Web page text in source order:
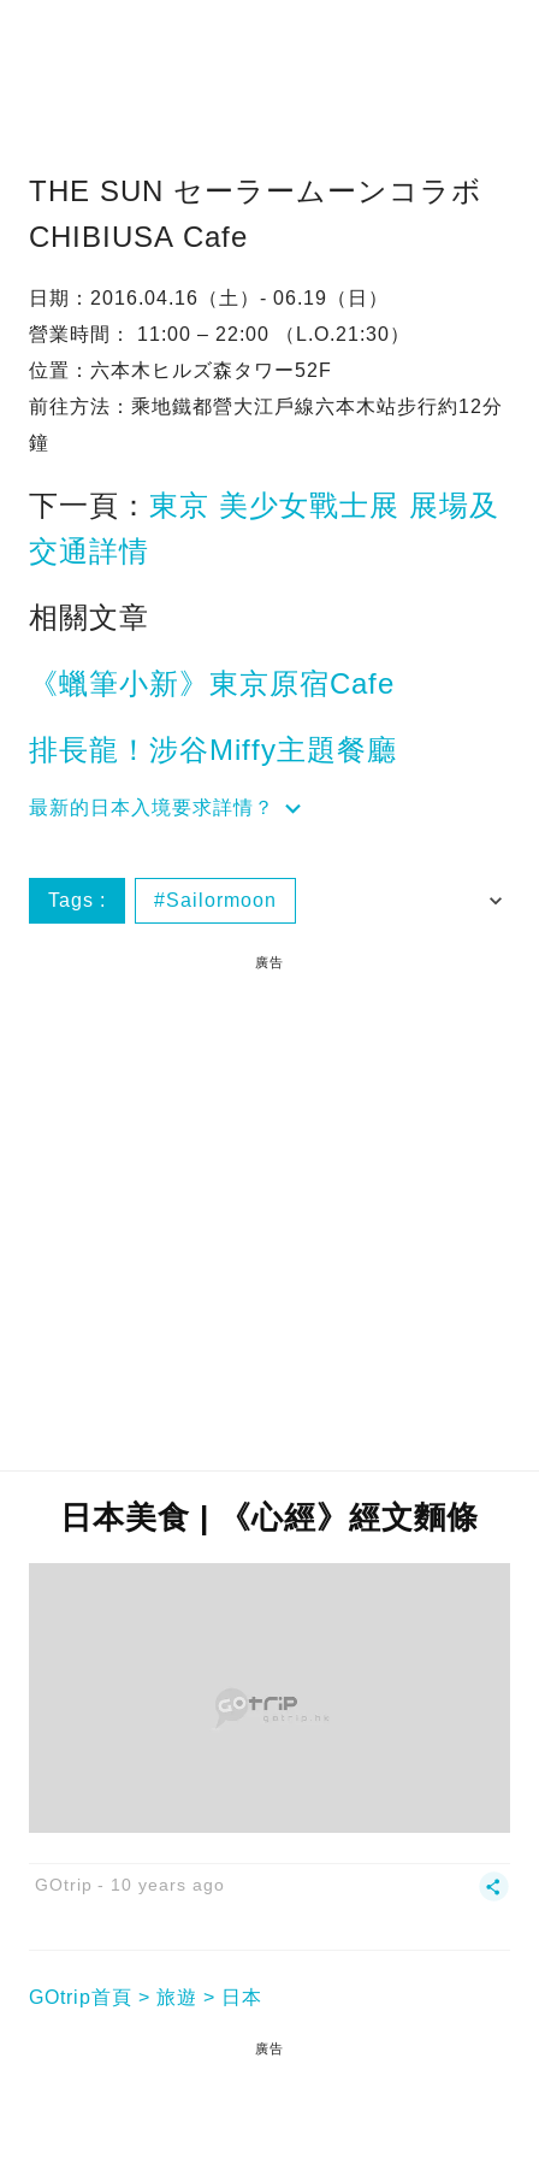
THE SUN セーラームーンコラボ
CHIBIUSA Cafe
日期：2016.04.16（土）- 06.19（日）
營業時間： 11:00 – 22:00 （L.O.21:30）
位置：六本木ヒルズ森タワー52F
前往方法：乘地鐵都營大江戶線六本木站步行約12分
鐘
下一頁： 東京 美少女戰士展 展場及
交通詳情
相關文章
《蠟筆小新》東京原宿Cafe
排長龍！涉谷Miffy主題餐廳
最新的日本入境要求詳情？
Tags : Sailormoon
THE SUN セーラームーンコラボ CHIBIUSA
廣告
日本美食 | 《心經》經文麵條
GOtrip 10 years ago
GOtrip首頁 旅遊 日本
廣告